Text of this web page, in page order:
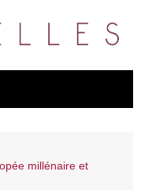
millénaire et